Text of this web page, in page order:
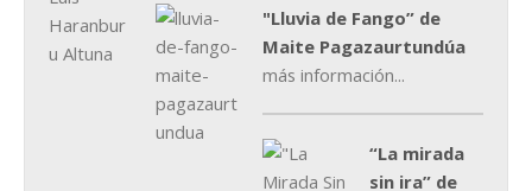
"Lluvia de Fango” de
Maite Pagazaurtundúa
más información...
“La mirada
sin ira” de